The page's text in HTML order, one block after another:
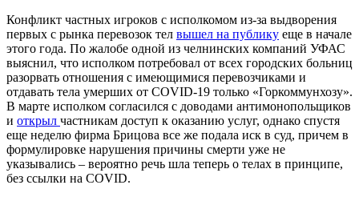
Конфликт частных игроков с исполкомом из-за выдворения
первых с рынка перевозок тел вышел на публику еще в начале
этого года. По жалобе одной из челнинских компаний УФАС
выяснил, что исполком потребовал от всех городских больниц
разорвать отношения с имеющимися перевозчиками и
отдавать тела умерших от COVID-19 только «Горкоммунхозу».
В марте исполком согласился с доводами антимонопольщиков
и открыл частникам доступ к оказанию услуг, однако спустя
еще неделю фирма Брицова все же подала иск в суд, причем в
формулировке нарушения причины смерти уже не
указывались – вероятно речь шла теперь о телах в принципе,
без ссылки на COVID.